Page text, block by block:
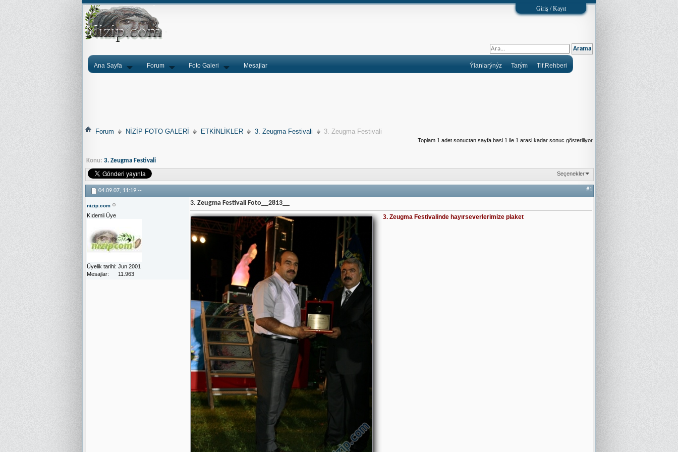
Giriş / Kayıt
Ana Sayfa Forum Foto Galeri Mesajlar Tlf.Rehberi
Tarým
Ýlanlarýnýz
Forum NİZİP FOTO GALERİ ETKİNLİKLER 3. Zeugma Festivali 3. Zeugma Festivali
Toplam 1 adet sonuctan sayfa basi 1 ile 1 arasi kadar sonuc gösteriliyor
Konu: 3. Zeugma Festivali
Seçenekler
04.09.07, 11:19 -- #1
nizip.com
Kıdemli Üye
Üyelik tarihi Jun 2001
Mesajlar
11.963
3. Zeugma Festivali Foto__2813__
3. Zeugma Festivalinde hayırseverlerimize plaket